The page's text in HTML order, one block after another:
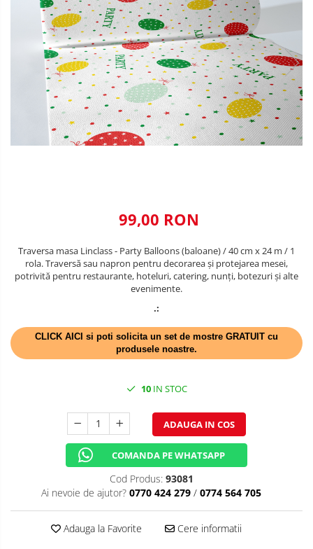
VALENTINE'S DAY /DRAGOBETE
1 & 8 MARTIE
PAŞTE / EASTER
TEMATICA CULINARA
IARNA-CRACIUN-REVELION
DECOR NEGRU
DECOR CREM
DECOR BEJ & MARO
DECOR ROZ
DECOR NUNTA & LOGODNA
DECOR BOTEZ
TEMATICA MARINA
TEMATICA MEDITERANEANA
TEMATICA BOTANICA / VEGETALA
TEMATICA RUSTICA
TEMATICA ROMANTICA
DECOR HALLOWEEN
DECOR ZIUA ROMANIEI
DECOR CRACIUN & REVELION
DECOR PRIMAVARA
DECOR VARA
99,00 RON
Traversa masa Linclass - Party Balloons (baloane) / 40 cm x 24 m / 1
rola. Traversă sau napron pentru decorarea și protejarea mesei,
potrivită pentru restaurante, hoteluri, catering, nunți, botezuri și alte
evenimente.
.:
CLICK AICI si poti solicita un set de mostre GRATUIT cu
produsele noastre.
10IN STOC
ADAUGA IN COS
COMANDA PE WHATSAPP
Cod Produs: 93081
Ai nevoie de ajutor? 0770 424 279 / 0774 564 705
Adauga la Favorite Cere informatii